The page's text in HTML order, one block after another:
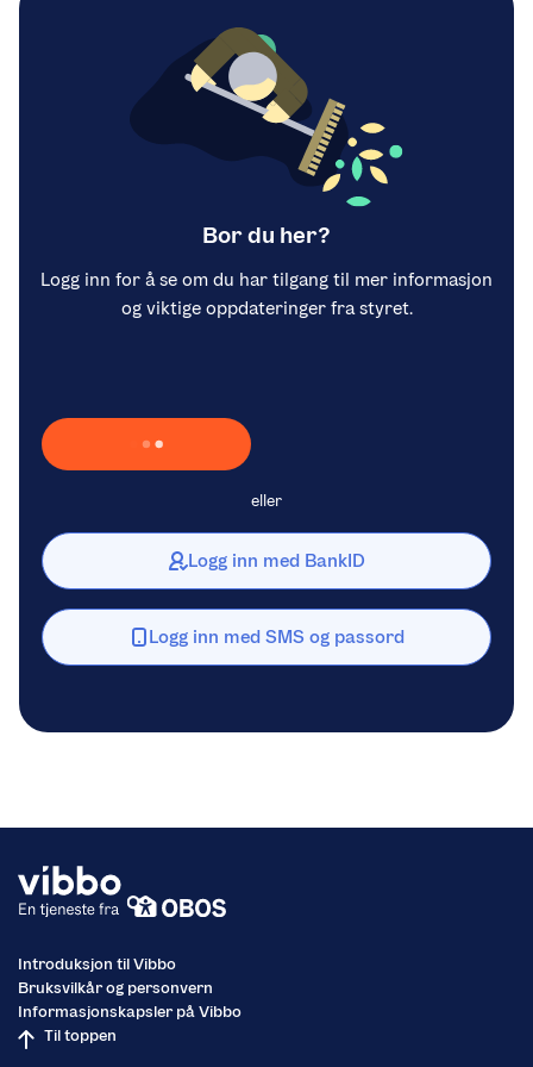
Bor du her?
Logg inn for å se om du har tilgang til mer informasjon
og viktige oppdateringer fra styret.
Laster inn Vipps …
eller
Logg inn med BankID
Logg inn med SMS og passord
Introduksjon til Vibbo
Bruksvilkår og personvern
Informasjonskapsler på Vibbo
Til toppen